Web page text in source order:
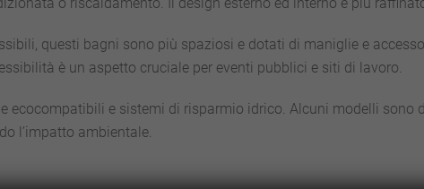
questi bagni sono più spaziosi e dotati di maniglie e
è un aspetto cruciale per eventi pubblici e siti di lavoro.
ecocompatibili e sistemi di risparmio idrico. Alcuni modelli sono
l’impatto ambientale.